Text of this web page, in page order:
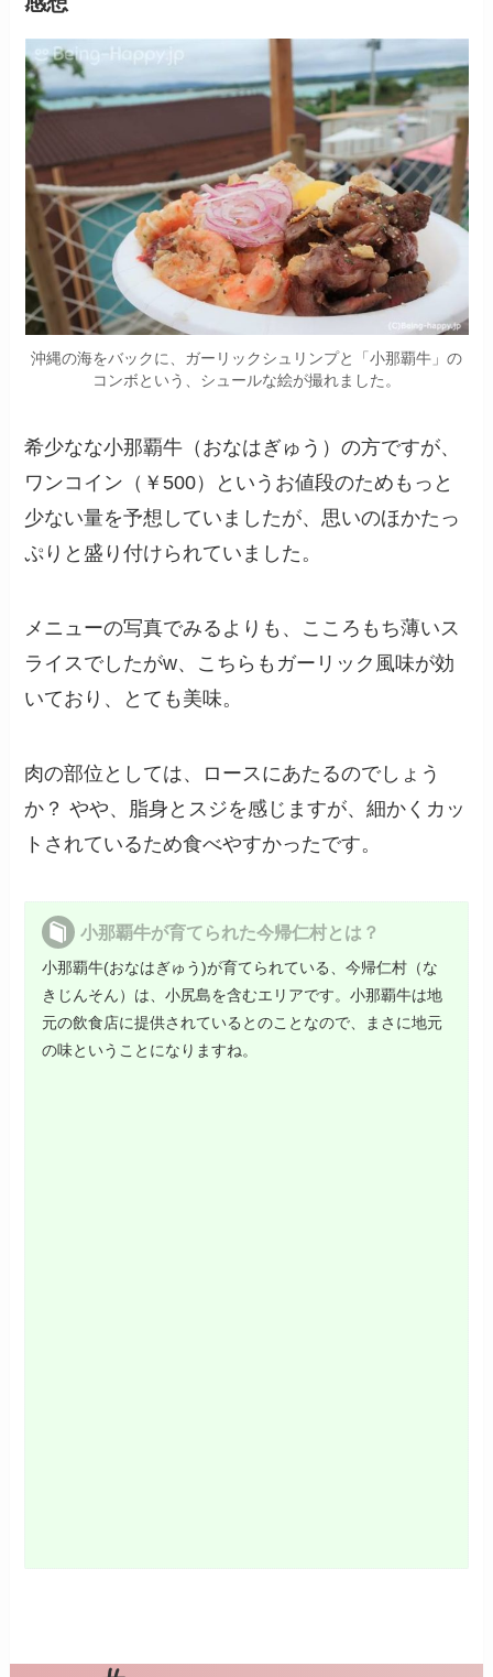
沖縄の海をバックに、ガーリックシュリンプと「小那覇牛」の
コンボという、シュールな絵が撮れました。
希少なな小那覇牛（おなはぎゅう）の方ですが、
ワンコイン（￥500）というお値段のためもっと
少ない量を予想していましたが、思いのほかたっ
ぷりと盛り付けられていました。
メニューの写真でみるよりも、こころもち薄いス
ライスでしたがw、こちらもガーリック風味が効
いており、とても美味。
肉の部位としては、ロースにあたるのでしょう
か？ やや、脂身とスジを感じますが、細かくカッ
トされているため食べやすかったです。
小那覇牛が育てられた今帰仁村とは？
小那覇牛(おなはぎゅう)が育てられている、今帰仁村（な
きじんそん）は、小尻島を含むエリアです。小那覇牛は地
元の飲食店に提供されているとのことなので、まさに地元
の味ということになりますね。